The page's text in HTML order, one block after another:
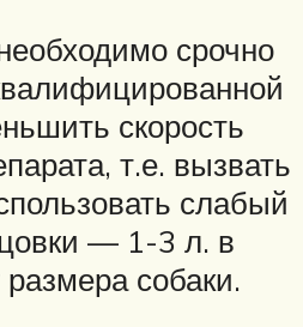
срочно
скорость
т.е. вызвать
слабый
— 1-3 л. в
собаки.